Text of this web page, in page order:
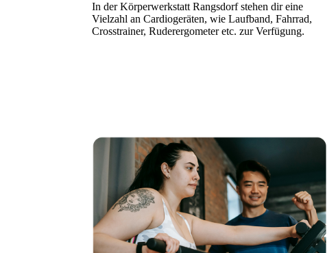
In der Körperwerkstatt Rangsdorf stehen dir eine
Vielzahl an Cardiogeräten, wie Laufband, Fahrrad,
Crosstrainer, Ruderergometer etc. zur Verfügung.